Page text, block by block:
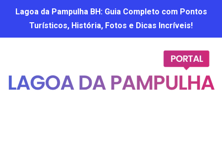
Lagoa da Pampulha BH: Guia Completo com Pontos
Turísticos, História, Fotos e Dicas Incríveis!